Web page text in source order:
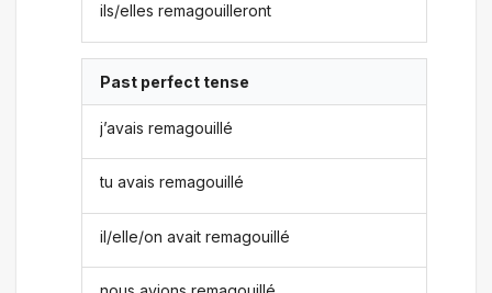
ils/elles remagouilleront
Past perfect tense
j’avais remagouillé
tu avais remagouillé
il/elle/on avait remagouillé